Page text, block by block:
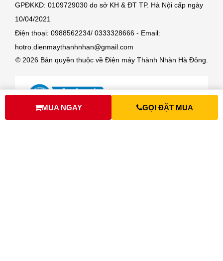
MUA NGAY GỌI ĐẶT MUA
GPĐKKD: 0109729030 do sở KH & ĐT TP. Hà Nội cấp ngày
10/04/2021
Điện thoại: 0988562234/ 0333328666 - Email:
hotro.dienmaythanhnhan@gmail.com
© 2026 Bản quyền thuộc về Điện máy Thành Nhàn Hà Đông.